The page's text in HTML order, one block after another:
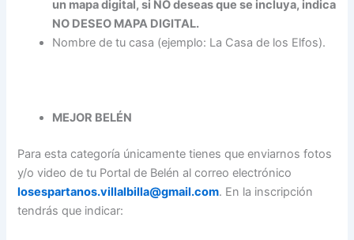
un mapa digital, si NO deseas que se incluya, indica
NO DESEO MAPA DIGITAL.
Nombre de tu casa (ejemplo: La Casa de los Elfos).
MEJOR BELÉN
Para esta categoría únicamente tienes que enviarnos fotos
y/o video de tu Portal de Belén al correo electrónico
losespartanos.villalbilla@gmail.com. En la inscripción
tendrás que indicar: